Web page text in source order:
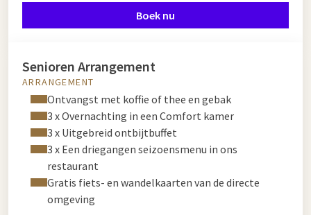
Boek nu
Senioren Arrangement
ARRANGEMENT
Ontvangst met koffie of thee en gebak
3 x Overnachting in een Comfort kamer
3 x Uitgebreid ontbijtbuffet
3 x Een driegangen seizoensmenu in ons
restaurant
Gratis fiets- en wandelkaarten van de directe
omgeving